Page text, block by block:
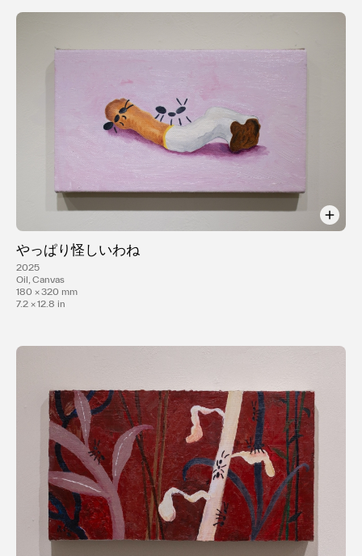
2025
Oil, Canvas
180 × 320 mm
7.2 × 12.8 in
やっぱり怪しいわね